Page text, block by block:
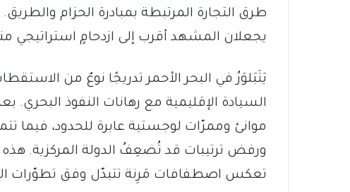
طرق التجارة المرتبطة بمبادرة الحزام
يجعلان المشهد أقرب إلى ازدحامٍ استراتيجي
يَتَبَلوَرُ في البحر الأحمر تدريجًا نوعٌ من
السيادة الإقليمية مع رهانات النفوذ
موانئ وممرّات لوجستية عابرة للحدود، فيما
ورفض ترتيبات قد تُضعِفُ الدولة المركزية. هذه
تعكس اصطفافات مَرِنة تتبدّل وفق تطوّرات